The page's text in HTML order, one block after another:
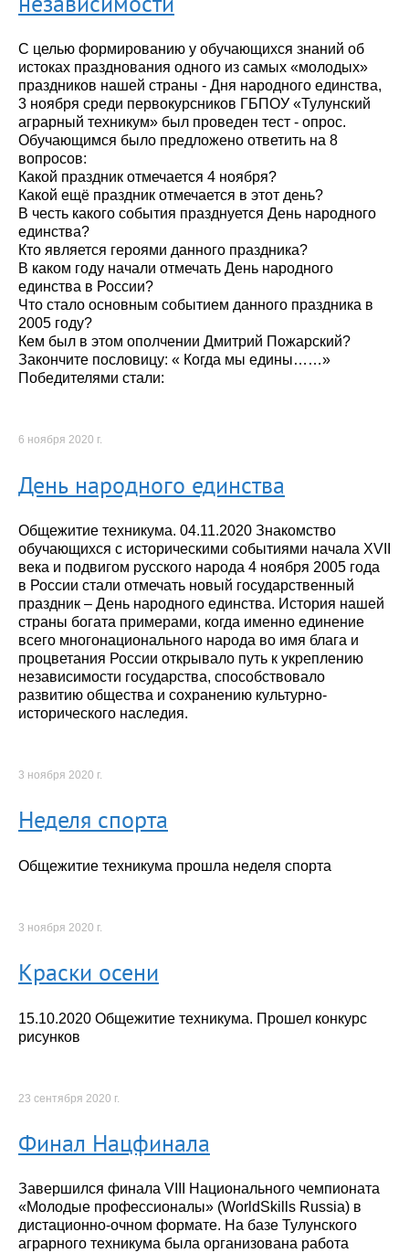
С целью формированию у обучающихся знаний об
истоках празднования одного из самых «молодых»
праздников нашей страны - Дня народного единства,
3 ноября среди первокурсников ГБПОУ «Тулунский
аграрный техникум» был проведен тест - опрос.
Обучающимся было предложено ответить на 8
вопросов:
Какой праздник отмечается 4 ноября?
Какой ещё праздник отмечается в этот день?
В честь какого события празднуется День народного
единства?
Кто является героями данного праздника?
В каком году начали отмечать День народного
единства в России?
Что стало основным событием данного праздника в
2005 году?
Кем был в этом ополчении Дмитрий Пожарский?
Закончите пословицу: « Когда мы едины……»
Победителями стали:
6 ноября 2020 г.
День народного единства
Общежитие техникума. 04.11.2020 Знакомство
обучающихся с историческими событиями начала XVII
века и подвигом русского народа 4 ноября 2005 года
в России стали отмечать новый государственный
праздник – День народного единства. История нашей
страны богата примерами, когда именно единение
всего многонационального народа во имя блага и
процветания России открывало путь к укреплению
независимости государства, способствовало
развитию общества и сохранению культурно-
исторического наследия.
3 ноября 2020 г.
Неделя спорта
Общежитие техникума прошла неделя спорта
3 ноября 2020 г.
Краски осени
15.10.2020 Общежитие техникума. Прошел конкурс
рисунков
23 сентября 2020 г.
Финал Нацфинала
Завершился финала VIII Национального чемпионата
«Молодые профессионалы» (WorldSkills Russia) в
дистационно-очном формате. На базе Тулунского
аграрного техникума была организована работа